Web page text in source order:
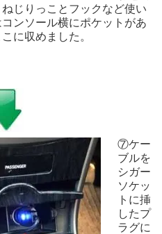
じりっことフックなど使い
ンソール横にポケットがあ
に収めました。
⑦ケー
ブルを
シガー
ソケッ
トに挿
したプ
ラグに